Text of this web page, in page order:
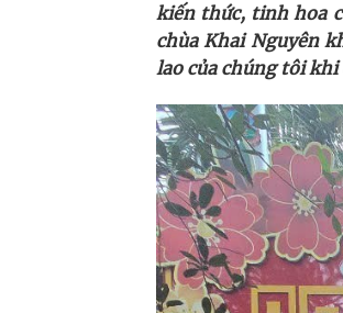
kiến thức, tinh hoa
chùa Khai Nguyên
lao của chúng tôi